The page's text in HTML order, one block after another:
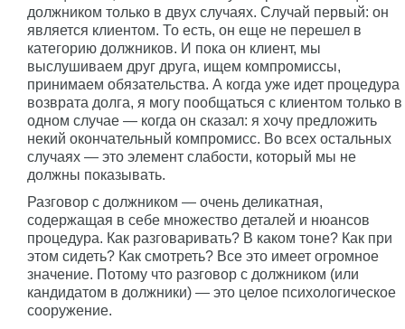
должником только в двух случаях. Случай первый: он
является клиентом. То есть, он еще не перешел в
категорию должников. И пока он клиент, мы
выслушиваем друг друга, ищем компромиссы,
принимаем обязательства. А когда уже идет процедура
возврата долга, я могу пообщаться с клиентом только в
одном случае — когда он сказал: я хочу предложить
некий окончательный компромисс. Во всех остальных
случаях — это элемент слабости, который мы не
должны показывать.
Разговор с должником — очень деликатная,
содержащая в себе множество деталей и нюансов
процедура. Как разговаривать? В каком тоне? Как при
этом сидеть? Как смотреть? Все это имеет огромное
значение. Потому что разговор с должником (или
кандидатом в должники) — это целое психологическое
сооружение.